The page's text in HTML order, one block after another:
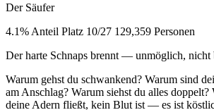
Der Säufer
4.1% Anteil Platz 10/27 129,359 Personen
Der harte Schnaps brennt — unmöglich, nicht
Warum gehst du schwankend? Warum sind
am Anschlag? Warum siehst du alles doppelt?
deine Adern fließt, kein Blut ist — es ist